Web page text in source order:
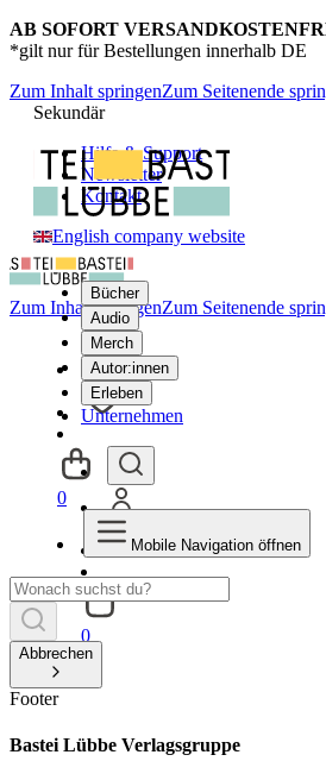
AB SOFORT
*gilt nur für Bestellungen innerhalb DE
Zum Inhalt springenZum Seitenende
Sekundär
Hilfe & Support
Newsletter
Kontakt
English company website
Bücher
Audio
Merch
Autor:innen
Erleben
Unternehmen
0
Zum Inhalt springenZum Seitenende
0
Mobile Navigation öffnen
Abbrechen
Footer
Bastei Lübbe Verlagsgruppe